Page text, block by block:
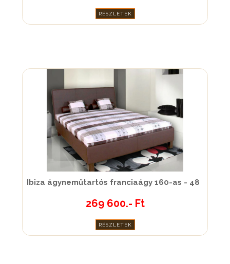
RÉSZLETEK
Ibiza ágyneműtartós franciaágy 160-as - 48
269 600.- Ft
RÉSZLETEK